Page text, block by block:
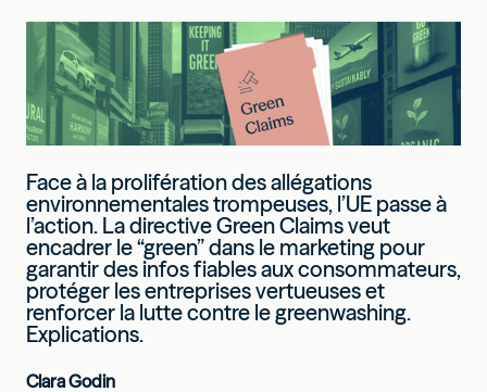
Face à la prolifération des allégations
environnementales trompeuses, l’UE passe à
l’action. La directive Green Claims veut
encadrer le “green” dans le marketing pour
garantir des infos fiables aux consommateurs,
protéger les entreprises vertueuses et
renforcer la lutte contre le greenwashing.
Explications.
Clara Godin